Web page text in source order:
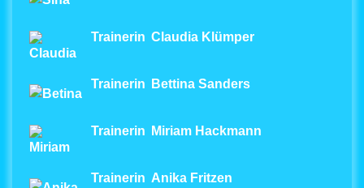
Trainerin Claudia Klümper
Trainerin Bettina Sanders
Trainerin Miriam Hackmann
Trainerin Anika Fritzen